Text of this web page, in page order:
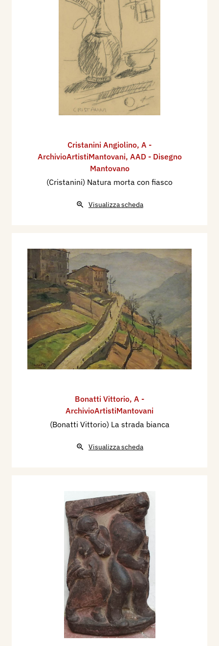
Cristanini Angiolino, A -
ArchivioArtistiMantovani, AAD - Disegno
Mantovano
(Cristanini) Natura morta con fiasco
Visualizza scheda
Bonatti Vittorio, A -
ArchivioArtistiMantovani
(Bonatti Vittorio) La strada bianca
Visualizza scheda